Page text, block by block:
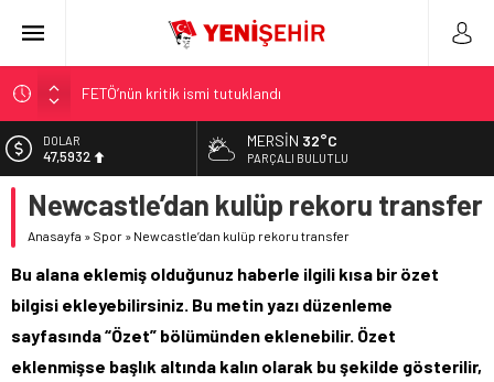
FETÖ’nün kritik ismi tutuklandı
Son dakika… İstanbul’da trafik felç
Yunanistan Başbakanı Çipras Türkiye’ye gelecek
Görenler bakakaldı! Otomobilinin üstüne bıraktığı yazı…
İstanbul’da metro seferlerinde aksama yaşandı
DOLAR
47,5932
EURO
55,0919
6.525,81
BİST
MERSIN 32°C
PARÇALI BULUTLU
Newcastle’dan kulüp rekoru transfer
Anasayfa » Spor » Newcastle’dan kulüp rekoru transfer
Bu alana eklemiş olduğunuz haberle ilgili kısa bir özet
bilgisi ekleyebilirsiniz. Bu metin yazı düzenleme
sayfasında “Özet” bölümünden eklenebilir. Özet
eklenmişse başlık altında kalın olarak bu şekilde gösterilir,